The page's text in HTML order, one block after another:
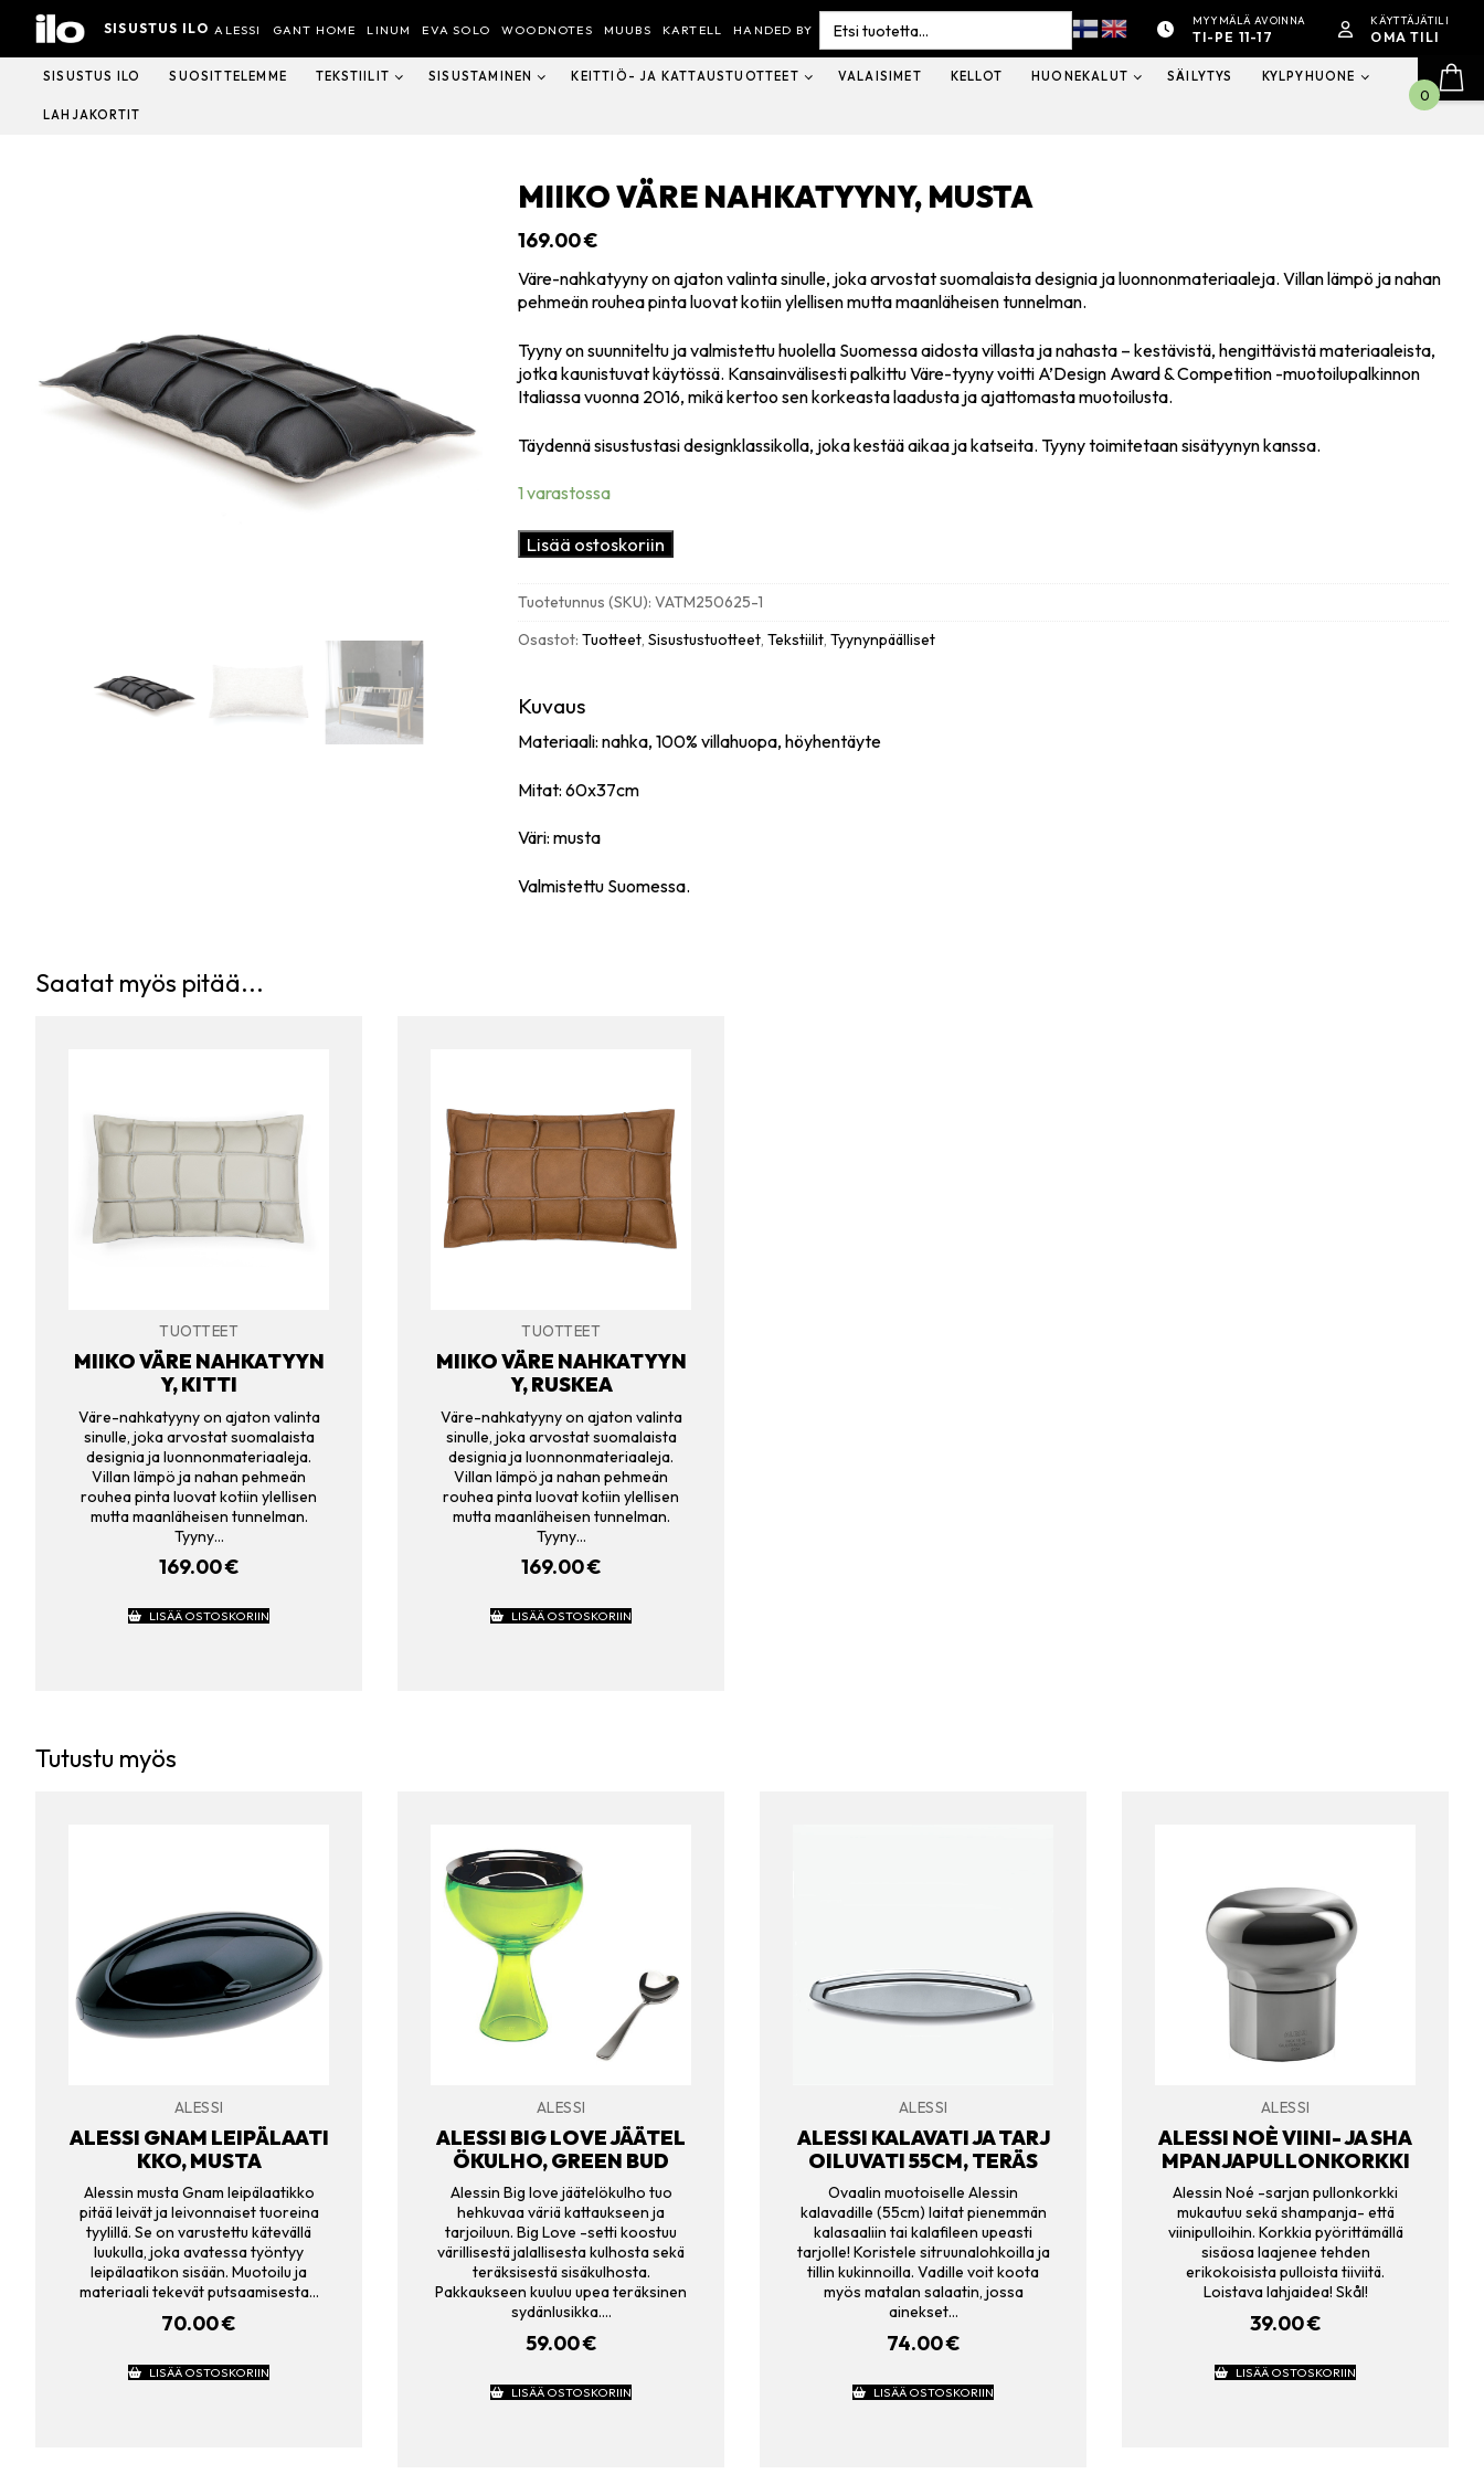
Hyppää
sisältöön
SISUSTUS ILO ALESSI GANT HOME LINUM EVA SOLO WOODNOTES MUUBS KARTELL HANDED BY
Search
for:
MYYMÄLÄ AVOINNA
TI-PE 11-17
KÄYTTÄJÄTILI
OMA TILI
SISUSTUS ILO SUOSITTELEMME TEKSTIILIT SISUSTAMINEN KEITTIÖ- JA KATTAUSTUOTTEET VALAISIMET KELLOT HUONEKALUT SÄILYTYS KYLPYHUONE
LAHJAKORTIT
MIIKO VÄRE NAHKATYYNY, MUSTA
169.00€
Väre-nahkatyyny on ajaton valinta sinulle, joka arvostat suomalaista designia ja luonnonmateriaaleja. Villan lämpö ja nahan
pehmeän rouhea pinta luovat kotiin ylellisen mutta maanläheisen tunnelman.
Tyyny on suunniteltu ja valmistettu huolella Suomessa aidosta villasta ja nahasta – kestävistä, hengittävistä materiaaleista,
jotka kaunistuvat käytössä. Kansainvälisesti palkittu Väre-tyyny voitti A’Design Award & Competition -muotoilupalkinnon
Italiassa vuonna 2016, mikä kertoo sen korkeasta laadusta ja ajattomasta muotoilusta.
Täydennä sisustustasi designklassikolla, joka kestää aikaa ja katseita. Tyyny toimitetaan sisätyynyn kanssa.
1 varastossa
Miiko
Väre
musta
määrä
Lisää ostoskoriin
Tuotetunnus (SKU):VATM250625-1
Osastot:Tuotteet ,Sisustustuotteet ,Tekstiilit ,Tyynynpäälliset
Kuvaus
Materiaali: nahka, 100% villahuopa, höyhentäyte
Mitat: 60x37cm
Väri: musta
Valmistettu Suomessa.
Saatat myös pitää...
TUOTTEET
MIIKO VÄRE NAHKATYYN
Y, KITTI
Väre-nahkatyyny on ajaton valinta
sinulle, joka arvostat suomalaista
designia ja luonnonmateriaaleja.
Villan lämpö ja nahan pehmeän
rouhea pinta luovat kotiin ylellisen
mutta maanläheisen tunnelman.
Tyyny…
169.00€
LISÄÄ OSTOSKORIIN
TUOTTEET
MIIKO VÄRE NAHKATYYN
Y, RUSKEA
Väre-nahkatyyny on ajaton valinta
sinulle, joka arvostat suomalaista
designia ja luonnonmateriaaleja.
Villan lämpö ja nahan pehmeän
rouhea pinta luovat kotiin ylellisen
mutta maanläheisen tunnelman.
Tyyny…
169.00€
LISÄÄ OSTOSKORIIN
Tutustu myös
ALESSI
ALESSI GNAM LEIPÄLAATI
KKO, MUSTA
Alessin musta Gnam leipälaatikko
pitää leivät ja leivonnaiset tuoreina
tyylillä. Se on varustettu kätevällä
luukulla, joka avatessa työntyy
leipälaatikon sisään. Muotoilu ja
materiaali tekevät putsaamisesta…
70.00€
LISÄÄ OSTOSKORIIN
ALESSI
ALESSI BIG LOVE JÄÄTEL
ÖKULHO, GREEN BUD
Alessin Big love jäätelökulho tuo
hehkuvaa väriä kattaukseen ja
tarjoiluun. Big Love -setti koostuu
värillisestä jalallisesta kulhosta sekä
teräksisestä sisäkulhosta.
Pakkaukseen kuuluu upea teräksinen
sydänlusikka.…
59.00€
LISÄÄ OSTOSKORIIN
ALESSI
ALESSI KALAVATI JA TARJ
OILUVATI 55CM, TERÄS
Ovaalin muotoiselle Alessin
kalavadille (55cm) laitat pienemmän
kalasaaliin tai kalafileen upeasti
tarjolle! Koristele sitruunalohkoilla ja
tillin kukinnoilla. Vadille voit koota
myös matalan salaatin, jossa
ainekset…
74.00€
LISÄÄ OSTOSKORIIN
ALESSI
ALESSI NOÈ VIINI- JA SHA
MPANJAPULLONKORKKI
Alessin Noé -sarjan pullonkorkki
mukautuu sekä shampanja- että
viinipulloihin. Korkkia pyörittämällä
sisäosa laajenee tehden
erikokoisista pulloista tiiviitä.
Loistava lahjaidea! Skål!
39.00€
LISÄÄ OSTOSKORIIN
0